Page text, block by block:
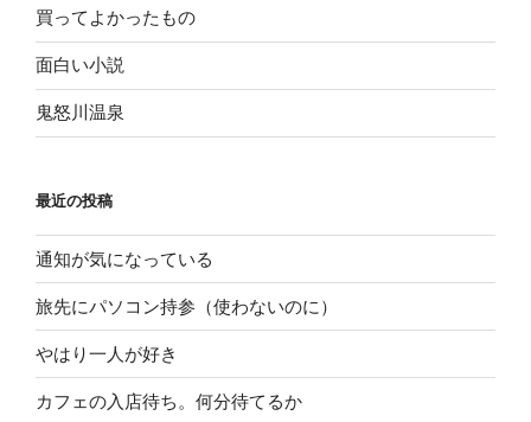
買ってよかったもの
面白い小説
鬼怒川温泉
最近の投稿
通知が気になっている
旅先にパソコン持参（使わないのに）
やはり一人が好き
カフェの入店待ち。何分待てるか